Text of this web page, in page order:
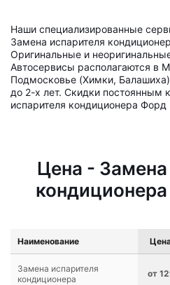
Наши специализированные
Замена испарителя
Оригинальные и
Автосервисы располагаются в
Подмосковье (Химки,
до 2-х лет. Скидки постоянным
испарителя кондиционера
Цена - Замена
Наименование
Замена испарителя
кондиционера
от